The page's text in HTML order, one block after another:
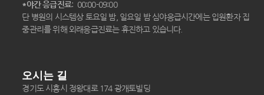
*야간 응급진료: 00:00-09:00
단 병원의 시스템상 토요일 밤, 일요일 밤 심야응급시간에는 입원환자 집
중관리를 위해 외래응급진료는 휴진하고 있습니다.
오시는 길
경기도 시흥시 정왕대로 174 광개토빌딩